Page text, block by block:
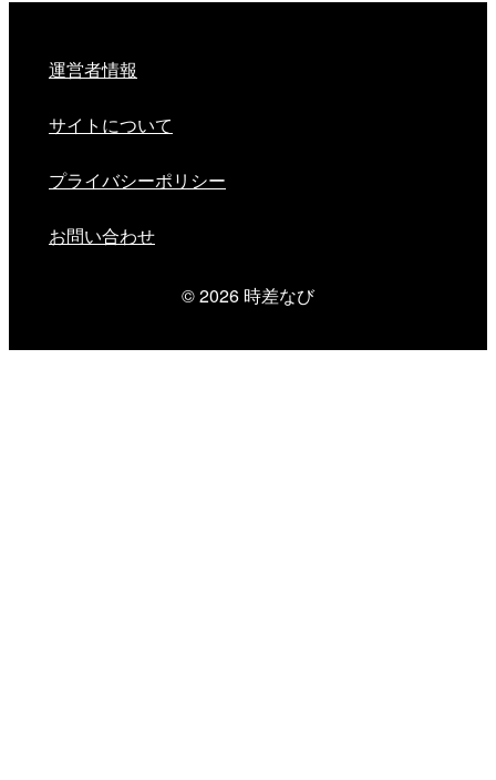
運営者情報
サイトについて
プライバシーポリシー
お問い合わせ
© 2026 時差なび